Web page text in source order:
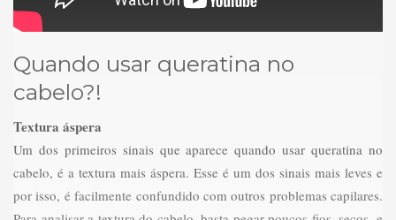
Quando usar queratina no
cabelo?!
Textura áspera
Um dos primeiros sinais que aparece quando usar queratina no
cabelo, é a textura mais áspera. Esse é um dos sinais mais leves e
por isso, é facilmente confundido com outros problemas capilares.